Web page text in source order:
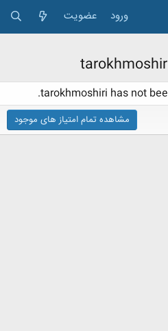
ورود عضویت
tarokhmoshiri has not
مشاهده تمام امتیاز های موجود